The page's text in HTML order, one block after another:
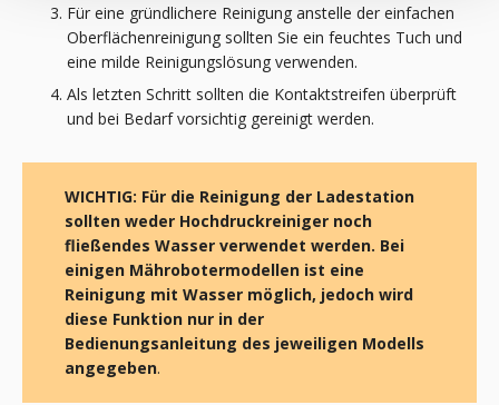
Für eine gründlichere Reinigung anstelle der einfachen
Oberflächenreinigung sollten Sie ein feuchtes Tuch und
eine milde Reinigungslösung verwenden.
Als letzten Schritt sollten die Kontaktstreifen überprüft
und bei Bedarf vorsichtig gereinigt werden.
WICHTIG: Für die Reinigung der Ladestation
sollten weder Hochdruckreiniger noch
fließendes Wasser verwendet werden. Bei
einigen Mährobotermodellen ist eine
Reinigung mit Wasser möglich, jedoch wird
diese Funktion nur in der
Bedienungsanleitung des jeweiligen Modells
angegeben.